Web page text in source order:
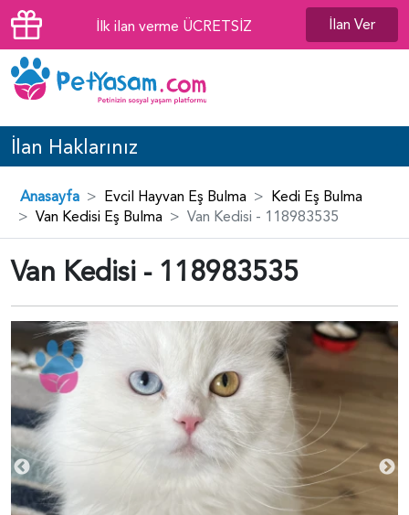
İlk ilan verme ÜCRETSİZ İlan Ver
İlan Haklarınız
Anasayfa Evcil Hayvan Eş Bulma
Kedi Eş Bulma
Van Kedisi Eş Bulma
Van Kedisi - 118983535
Van Kedisi - 118983535